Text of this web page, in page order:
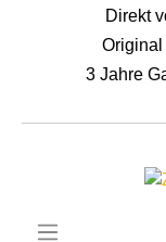
Direkt
3 Jahre